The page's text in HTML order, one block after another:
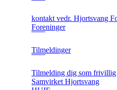
kontakt vedr. Hjortsvang
Foreninger
Tilmeldinger
Tilmelding dig som frivillig
Samvirket Hjortsvang